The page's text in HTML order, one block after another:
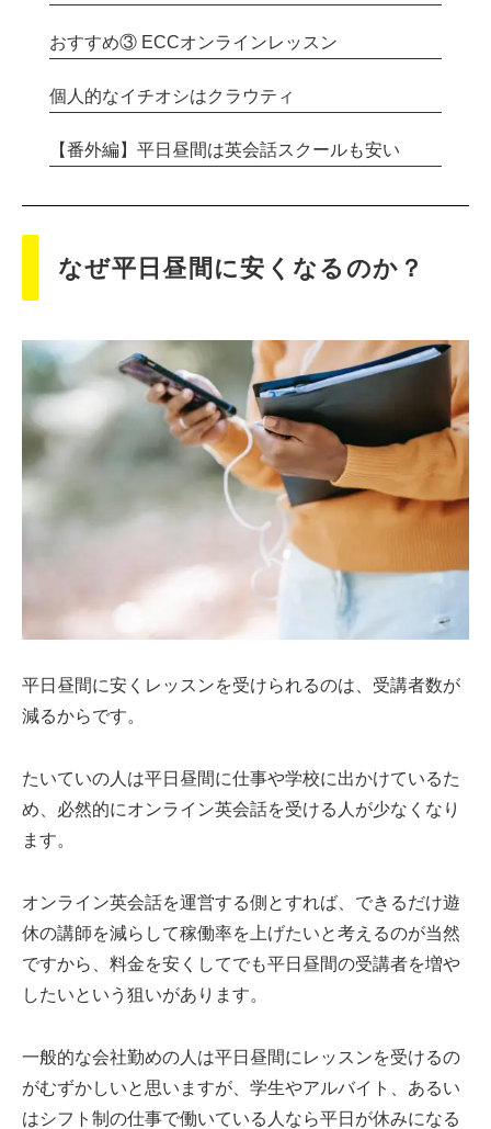
おすすめ③ ECCオンラインレッスン
個人的なイチオシはクラウティ
【番外編】平日昼間は英会話スクールも安い
なぜ平日昼間に安くなるのか？
平日昼間に安くレッスンを受けられるのは、受講者数が
減るからです。
たいていの人は平日昼間に仕事や学校に出かけているた
め、必然的にオンライン英会話を受ける人が少なくなり
ます。
オンライン英会話を運営する側とすれば、できるだけ遊
休の講師を減らして稼働率を上げたいと考えるのが当然
ですから、料金を安くしてでも平日昼間の受講者を増や
したいという狙いがあります。
一般的な会社勤めの人は平日昼間にレッスンを受けるの
がむずかしいと思いますが、学生やアルバイト、あるい
はシフト制の仕事で働いている人なら平日が休みになる